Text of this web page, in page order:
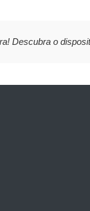
Descubra o